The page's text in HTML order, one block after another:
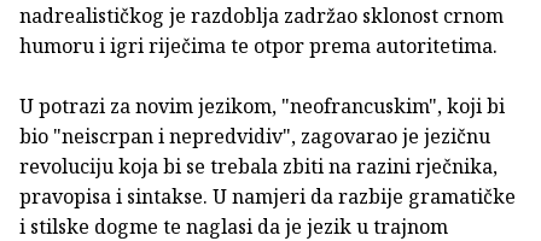
nadrealističkog je razdoblja zadržao sklonost crnom
humoru i igri riječima te otpor prema autoritetima.
U potrazi za novim jezikom, "neofrancuskim", koji bi
bio "neiscrpan i nepredvidiv", zagovarao je jezičnu
revoluciju koja bi se trebala zbiti na razini rječnika,
pravopisa i sintakse. U namjeri da razbije gramatičke
i stilske dogme te naglasi da je jezik u trajnom